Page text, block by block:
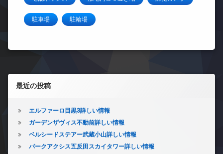
駐車場 駐輪場
左サイドバー
最近の投稿
エルファーロ目黒3詳しい情報
ガーデンザヴィス不動前詳しい情報
ベルシードステアー武蔵小山詳しい情報
パークアクシス五反田スカイタワー詳しい情報